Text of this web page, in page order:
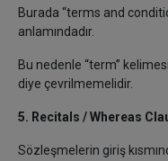
Burada “terms and
anlamındadır.
Bu nedenle “term”
diye çevrilmemelidir.
5. Recitals / Whereas
Sözleşmelerin giriş